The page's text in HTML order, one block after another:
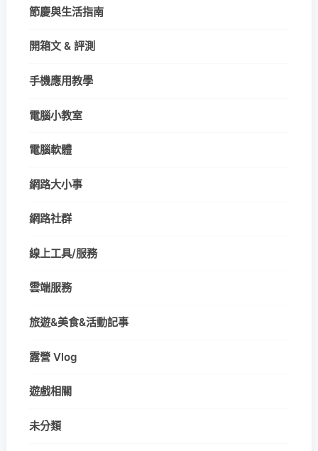
節慶與生活指南
開箱文 & 評測
手機應用教學
電腦小教室
電腦軟體
網路大小事
網路社群
線上工具/服務
雲端服務
旅遊&美食&活動記事
露營 Vlog
遊戲相關
未分類